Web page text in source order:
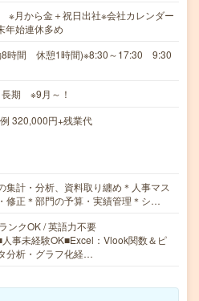
※月から金＋祝日出社※会社カレンダー
年始連休多め
8時間 休憩1時間)※8:30～17:30 9:30
期 ※9月～！
320,000円+残業代
集計・分析、資料取り纏め＊人事マス
修正＊部門の予算・実績管理＊シ…
ンクOK / 英語力不要
事未経験OK■Excel：Vlook関数＆ピ
分析・グラフ化経…